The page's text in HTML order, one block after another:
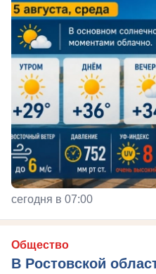
сегодня в 07:00
Общество
В Ростовской